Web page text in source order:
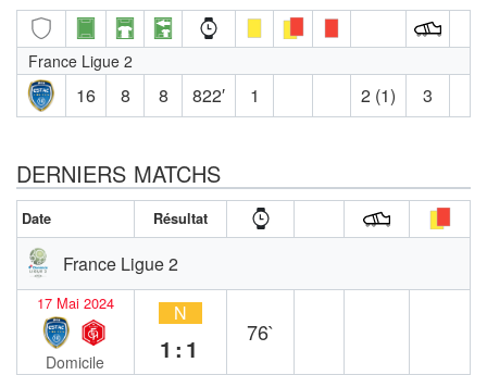
France Ligue 2
16 8 8 822′ 1 2 (1) 3
DERNIERS MATCHS
Date Résultat
France Ligue 2
17 Mai 2024
Domicile
N
1:1
76`